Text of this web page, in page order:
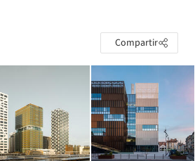
Compartir